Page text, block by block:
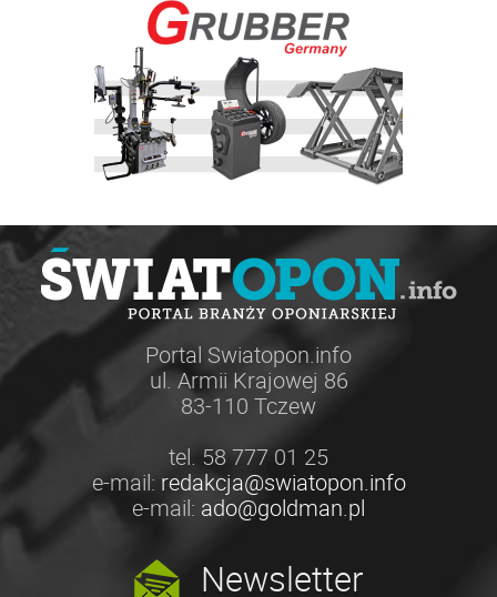
Portal Swiatopon.info
ul. Armii Krajowej 86
83-110 Tczew
tel. 58 777 01 25
e-mail: redakcja@swiatopon.info
e-mail: ado@goldman.pl
Newsletter